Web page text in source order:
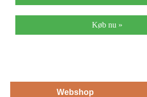
Køb nu »
Webshop